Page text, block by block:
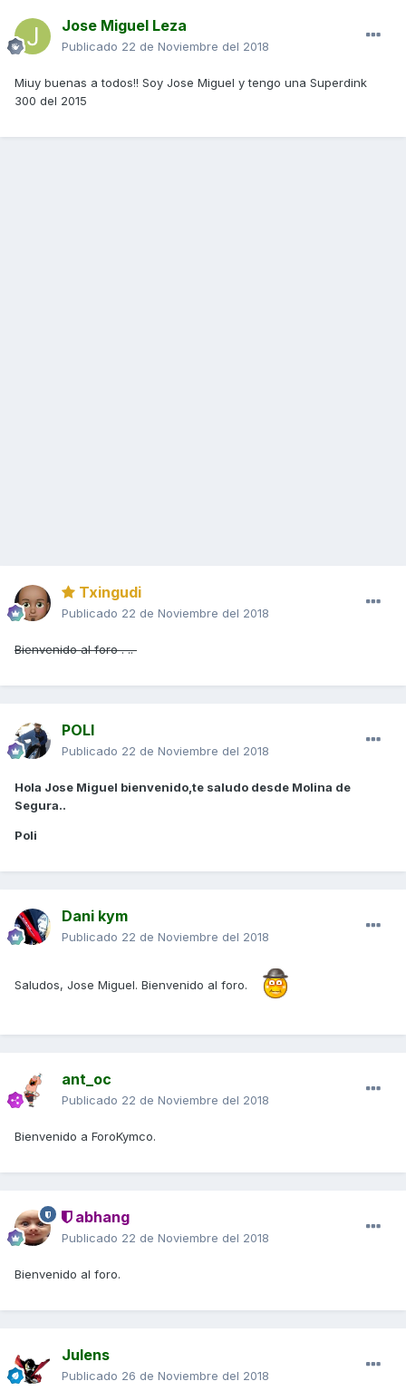
Jose Miguel Leza
Publicado 22 de Noviembre del 2018
Miuy buenas a todos!! Soy Jose Miguel y tengo una Superdink
300 del 2015
Txingudi
Publicado 22 de Noviembre del 2018
Bienvenido al foro . ..
POLI
Publicado 22 de Noviembre del 2018
Hola Jose Miguel bienvenido,te saludo desde Molina de
Segura..
Poli
Dani kym
Publicado 22 de Noviembre del 2018
Saludos, Jose Miguel. Bienvenido al foro.
ant_oc
Publicado 22 de Noviembre del 2018
Bienvenido a ForoKymco.
abhang
Publicado 22 de Noviembre del 2018
Bienvenido al foro.
Julens
Publicado 26 de Noviembre del 2018